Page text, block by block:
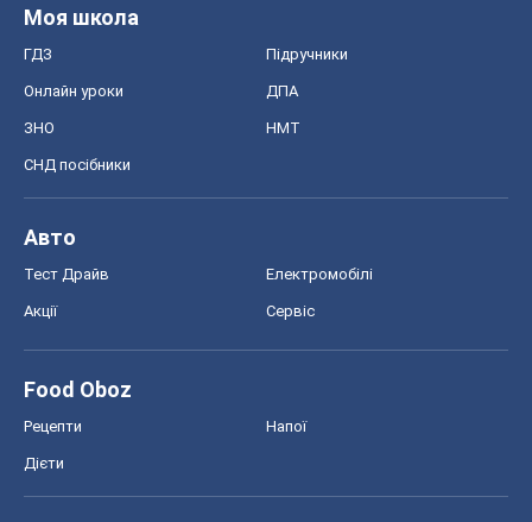
Моя школа
ГДЗ Підручники
Онлайн уроки ДПА
ЗНО НМТ
СНД посібники
Авто
Тест Драйв Електромобілі
Акції Сервіс
Food Oboz
Рецепти Напої
Дієти